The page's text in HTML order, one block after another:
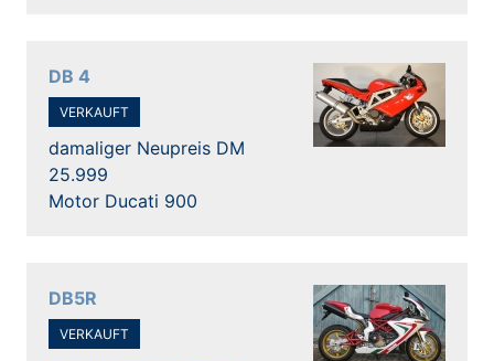
DB 4
VERKAUFT
damaliger Neupreis DM
25.999
Motor Ducati 900
DB5R
VERKAUFT